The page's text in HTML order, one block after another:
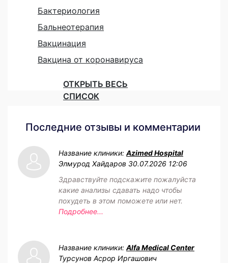
Бактериология
Бальнеотерапия
Вакцинация
Вакцина от коронавируса
ОТКРЫТЬ ВЕСЬ
СПИСОК
Последние отзывы и комментарии
Название клиники: Azimed Hospital
Элмурод Хайдаров 30.07.2026 12:06
Здравствуйте подскажите пожалуйста
какие анализы сдавать надо чтобы
похудеть в этом поможете или нет.
Подробнее...
Название клиники: Alfa Medical Center
Турсунов Асрор Иргашович